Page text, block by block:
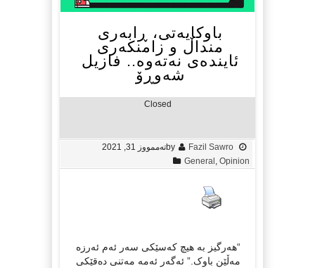
باوکایەتی، ڕابەری
منداڵ و زامنکەری
ئایندەی نەتەوە.. فازیل
شەوڕۆ
Closed
by Fazil Sawro
تەممووز 31, 2021
General Opinion
“هەرگیز بە هیچ کەسێکی سەر ئەم ئەرزە
مەڵێن باوک.” ئەگەر ئەمە مەتنی دەقێکی